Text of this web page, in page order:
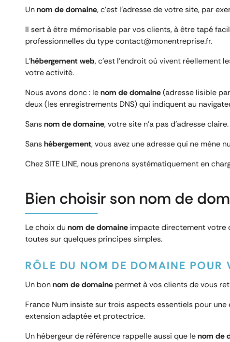
Unnom de domaine, c’est l’adresse de votre site, par
Il sert à être mémorisable par vos clients, à être tapé
professionnelles du type contact@monentreprise.fr.
L’hébergement web, c’est l’endroit où vivent réellement
votre activité.
Nous avons donc : lenom de domaine(adresse lisible
deux (les enregistrements DNS) qui indiquent au
Sansnom de domaine, votre site n’a pas d’adresse claire.
Sanshébergement, vous avez une adresse qui ne mène
Chez SITE LINE, nous prenons systématiquement en
Bien choisir son nom de
Le choix du nom de domaine impacte directement votre
toutes sur quelques principes simples.
RÔLE DU NOM DE DOMAINE POUR
Un bonnom de domaine permet à vos clients de vous
France Num insiste sur trois aspects essentiels pour
extension adaptée et protectrice.
Un hébergeur de référence rappelle aussi que lenom de